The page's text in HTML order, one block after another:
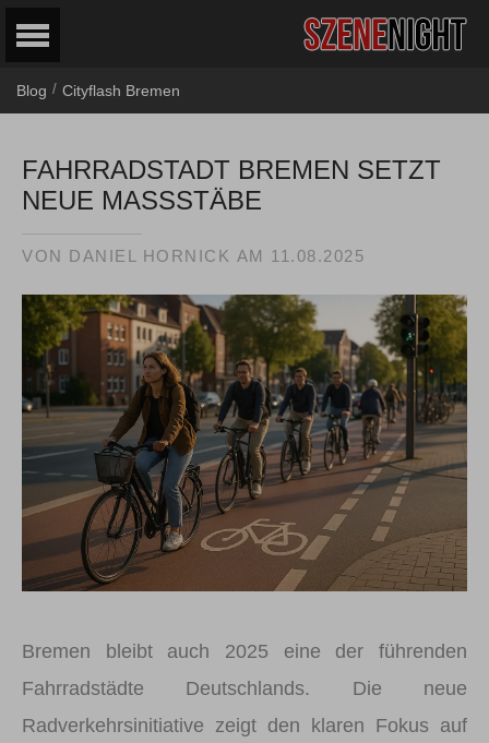
Blog / Cityflash Bremen
FAHRRADSTADT BREMEN SETZT
NEUE MASSSTÄBE
VON DANIEL HORNICK AM 11.08.2025
Bremen bleibt auch 2025 eine der führenden
Fahrradstädte Deutschlands. Die neue
Radverkehrsinitiative zeigt den klaren Fokus auf